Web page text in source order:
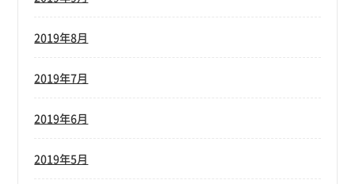
2019年8月
2019年7月
2019年6月
2019年5月